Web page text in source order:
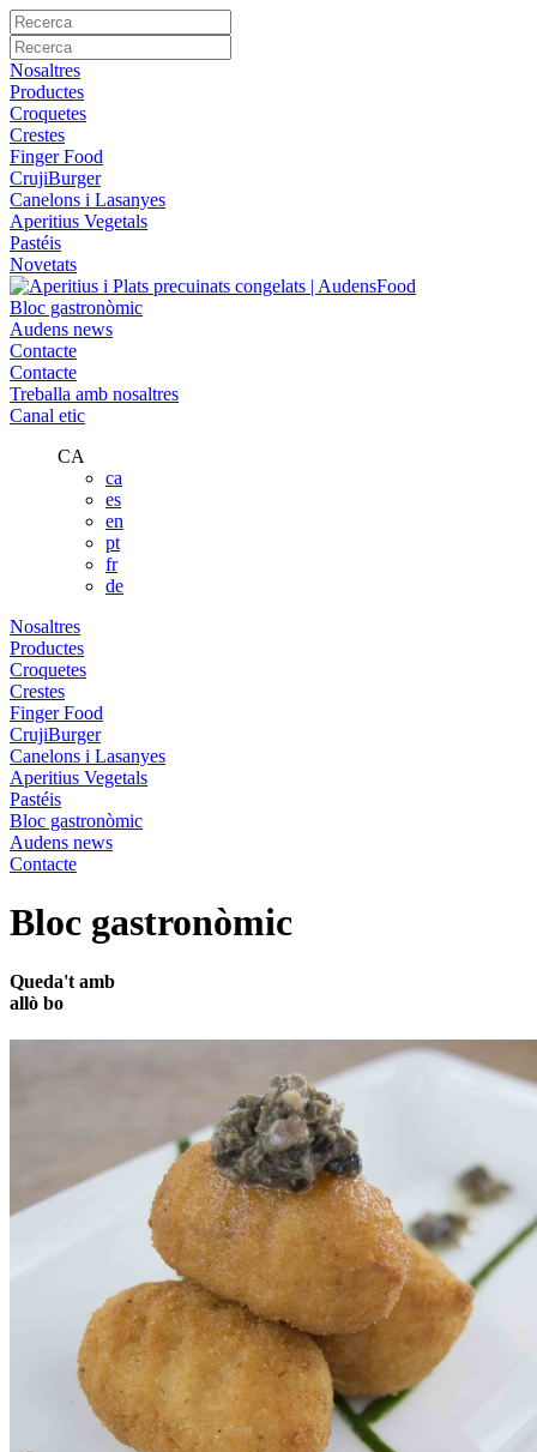
Nosaltres
Productes
Croquetes
Crestes
Finger Food
CrujiBurger
Canelons i Lasanyes
Aperitius Vegetals
Pastéis
Novetats
Bloc gastronòmic
Audens news
Contacte
Contacte
Treballa amb nosaltres
Canal etic
CA
ca
es
en
pt
fr
de
Nosaltres
Productes
Croquetes
Crestes
Finger Food
CrujiBurger
Canelons i Lasanyes
Aperitius Vegetals
Pastéis
Bloc gastronòmic
Audens news
Contacte
Bloc gastronòmic
Queda't amb
allò bo